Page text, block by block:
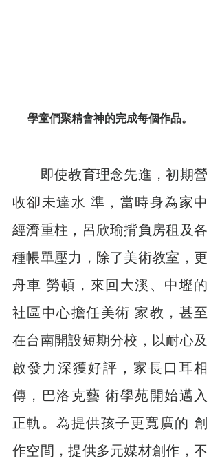
學童們聚精會神的完成每個作品。
即使教育理念先進，初期營
收卻未達水 準，當時身為家中
經濟重柱，呂欣瑜揹負房租及各
種帳單壓力，除了美術教室，更
舟車 勞頓，來回大溪、中壢的
社區中心擔任美術 家教，甚至
在台南開設短期分校，以耐心及
啟發力深獲好評，家長口耳相
傳，巴洛克藝 術學苑開始邁入
正軌。為提供孩子更寬廣的 創
作空間，提供多元媒材創作，不